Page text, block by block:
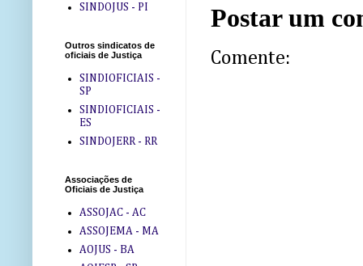
Postar um
Comente:
SINDOJUS - PI
Outros sindicatos de
oficiais de Justiça
SINDIOFICIAIS -
SP
SINDIOFICIAIS -
ES
SINDOJERR - RR
Associações de
Oficiais de Justiça
ASSOJAC - AC
ASSOJEMA - MA
AOJUS - BA